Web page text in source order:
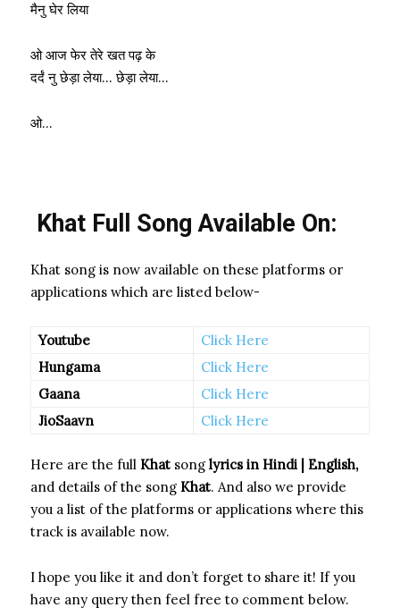
मैनु घेर लिया
ओ आज फेर तेरे खत पढ़ के
दर्दं नु छेड़ा लेया… छेड़ा लेया…
ओ…
Khat Full Song Available On:
Khat song is now available on these platforms or
applications which are listed below-
Youtube
Click Here
Hungama
Click Here
Gaana
Click Here
JioSaavn
Click Here
Here are the full Khat song lyrics in Hindi | English,
and details of the song Khat. And also we provide
you a list of the platforms or applications where this
track is available now.
I hope you like it and don’t forget to share it! If you
have any query then feel free to comment below.